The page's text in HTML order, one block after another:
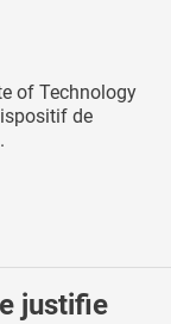
of Technology
de
justifie